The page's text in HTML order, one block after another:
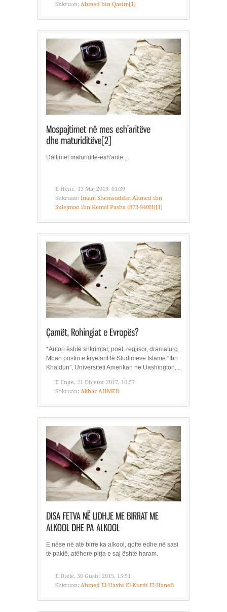
Shkruan: Ahmed bin Qasim[1]
Dallimet maturidite-esh'arite ...
E Hënë, 13 Maj 2019, 01:39
Shkruan: Imam Shemsuddin Ahmed ibn
Sulejman ibn Kemal Pasha (873-940H)[1]
*Autori është shkrimtar, poet, regjisor, dramaturg.
Mban postin e kryetarit të Studimeve Islame “Ibn
Khaldun”, Universiteti Amerikan në Uashington,...
E Enjte, 21 Dhjetor 2017, 10:57
Shkruan: Akbar AHMED
E nëse në atë birrë ka alkool, qoftë edhe në sasi
të paktë, atëherë pirja e saj është haram.
E Dielë, 30 Gusht 2015, 15:51
Shkruan: Ahmed El-Haxhi El-Kurdi El-Hanefi